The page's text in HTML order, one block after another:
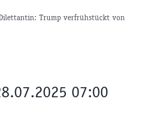
Trump verfrühstückt von
07:00